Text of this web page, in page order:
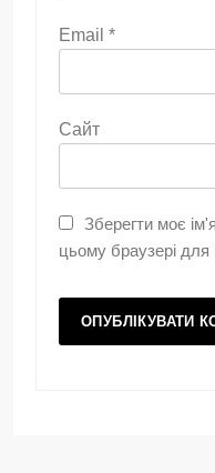
Email *
Сайт
Зберегти моє
цьому браузері